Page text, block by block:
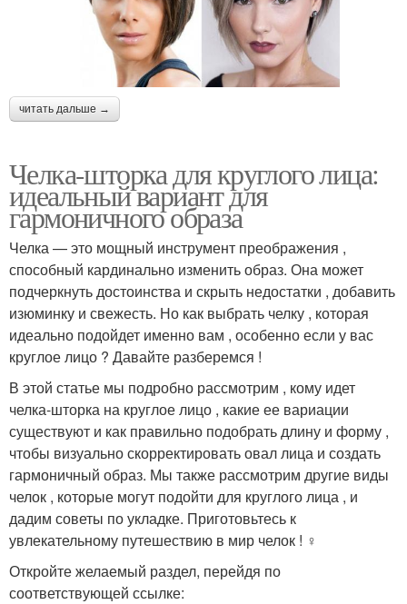
читать дальше →
Челка-шторка для круглого лица:
идеальный вариант для
гармоничного образа
Челка — это мощный инструмент преображения ,
способный кардинально изменить образ. Она может
подчеркнуть достоинства и скрыть недостатки , добавить
изюминку и свежесть. Но как выбрать челку , которая
идеально подойдет именно вам , особенно если у вас
круглое лицо ? Давайте разберемся !
В этой статье мы подробно рассмотрим , кому идет
челка-шторка на круглое лицо , какие ее вариации
существуют и как правильно подобрать длину и форму ,
чтобы визуально скорректировать овал лица и создать
гармоничный образ. Мы также рассмотрим другие виды
челок , которые могут подойти для круглого лица , и
дадим советы по укладке. Приготовьтесь к
увлекательному путешествию в мир челок ! ‍♀️
Откройте желаемый раздел, перейдя по
соответствующей ссылке: